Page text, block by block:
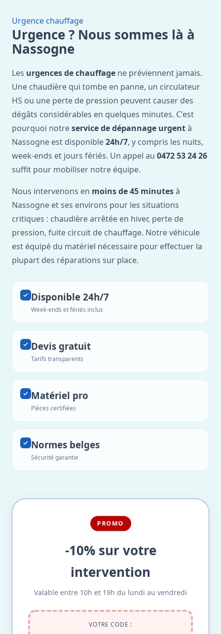
Urgence chauffage
Urgence ? Nous sommes là à
Nassogne
Les urgences de chauffage ne préviennent jamais.
Une chaudière qui tombe en panne, un circulateur
HS ou une perte de pression peuvent causer des
dégâts considérables en quelques minutes. C'est
pourquoi notreservice de dépannage urgentà
Nassogne est disponible24h/7, y compris les nuits,
week-ends et jours fériés. Un appel au 0472 53 24 26
suffit pour mobiliser notre équipe.
Nous intervenons en moins de 45 minutesà
Nassogne et ses environs pour les situations
critiques : chaudière arrêtée en hiver, perte de
pression, fuite circuit de chauffage. Notre véhicule
est équipé du matériel nécessaire pour effectuer la
plupart des réparations sur place.
Disponible 24h/7
Week-ends et fériés inclus
Devis gratuit
Tarifs transparents
Matériel pro
Pièces certifiées
Normes belges
Sécurité garantie
PROMO
-10% sur votre
intervention
Valable entre 10h et 19h du lundi au vendredi
VOTRE CODE :